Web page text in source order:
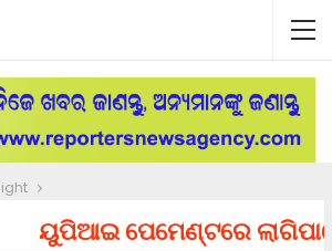
ୟୁପିଆଇ ପେମେଣ୍ଟରେ ଲାଗିପାରେ